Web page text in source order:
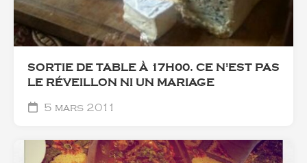
SORTIE DE TABLE À 17H00. CE N'EST PAS
LE RÉVEILLON NI UN MARIAGE
5 mars 2011